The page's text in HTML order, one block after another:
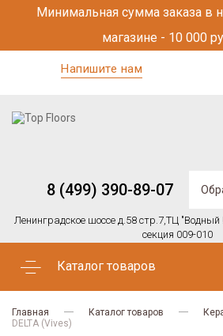
Минимальная сумма заказа в
магазине - 10 000
Напишите нам
8 (499) 390-89-07
Ленинградское шоссе д.58 стр.7,ТЦ "Водный
секция 009-010
Каталог товаров
Главная Каталог товаров
DELTA (Vives)